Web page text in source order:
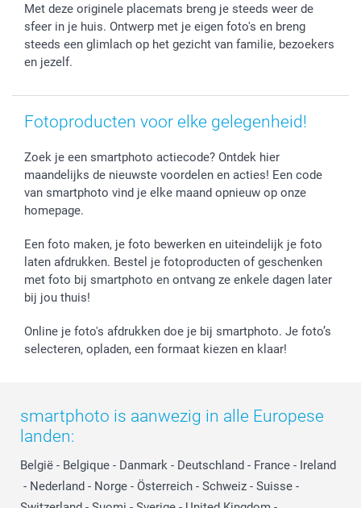
Vaderdag
Verjaardag
Geboorte
Wettelijke garantie
Privacybeleid
Cookiebeleid
Jobs & Stages
Investor Relations
Grote bestellingen
Levering
Mijn orderstatus
Met deze originele placemats breng je steeds weer de
sfeer in je huis. Ontwerp met je eigen foto's en breng
steeds een glimlach op het gezicht van familie, bezoekers
en jezelf.
Fotoproducten voor elke gelegenheid!
Zoek je een smartphoto actiecode? Ontdek hier
maandelijks de nieuwste voordelen en acties! Een code
van smartphoto vind je elke maand opnieuw op onze
homepage.
Een foto maken, je foto bewerken en uiteindelijk je foto
laten afdrukken. Bestel je fotoproducten of geschenken
met foto bij smartphoto en ontvang ze enkele dagen later
bij jou thuis!
Online je foto's afdrukken doe je bij smartphoto. Je foto’s
selecteren, opladen, een formaat kiezen en klaar!
smartphoto is aanwezig in alle Europese
landen:
België - Belgique - Danmark - Deutschland - France - Ireland
- Nederland - Norge - Österreich - Schweiz - Suisse -